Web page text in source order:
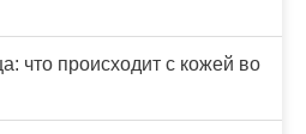
что происходит с кожей во